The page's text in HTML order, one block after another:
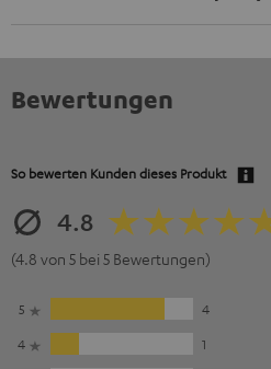
Bewertungen
So bewerten Kunden dieses Produkt
4.8
(4.8 von 5 bei 5 Bewertungen)
5
4
4
1